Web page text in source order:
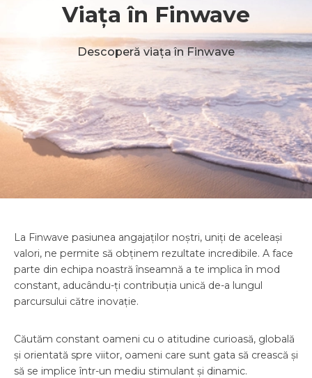
Viața în Finwave
Descoperă viața în Finwave
La Finwave pasiunea angajaților noștri, uniți de aceleași
valori, ne permite să obținem rezultate incredibile. A face
parte din echipa noastră înseamnă a te implica în mod
constant, aducându-ți contribuția unică de-a lungul
parcursului către inovație.
Căutăm constant oameni cu o atitudine curioasă, globală
și orientată spre viitor, oameni care sunt gata să crească și
să se implice într-un mediu stimulant și dinamic.